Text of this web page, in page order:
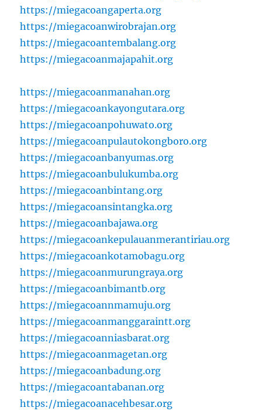
https://miegacoangaperta.org
https://miegacoanwirobrajan.org
https://miegacoantembalang.org
https://miegacoanmajapahit.org
https://miegacoanmanahan.org
https://miegacoankayongutara.org
https://miegacoanpohuwato.org
https://miegacoanpulautokongboro.org
https://miegacoanbanyumas.org
https://miegacoanbulukumba.org
https://miegacoanbintang.org
https://miegacoansintangka.org
https://miegacoanbajawa.org
https://miegacoankepulauanmerantiriau.org
https://miegacoankotamobagu.org
https://miegacoanmurungraya.org
https://miegacoanbimantb.org
https://miegacoannmamuju.org
https://miegacoanmanggaraintt.org
https://miegacoanniasbarat.org
https://miegacoanmagetan.org
https://miegacoanbadung.org
https://miegacoantabanan.org
https://miegacoanacehbesar.org